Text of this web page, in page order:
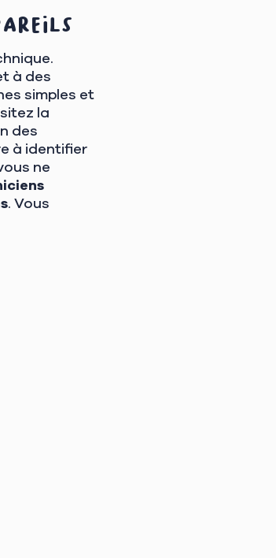
à des
simples et
la
des
à identifier
ne
. Vous